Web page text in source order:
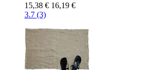
15,38 € 16,19 €
3.7 (3)